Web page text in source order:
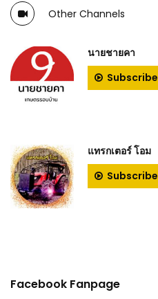
Other Channels
นายชายคา
Subscribe
แทรกเตอร์ โอม
Subscribe
Facebook Fanpage